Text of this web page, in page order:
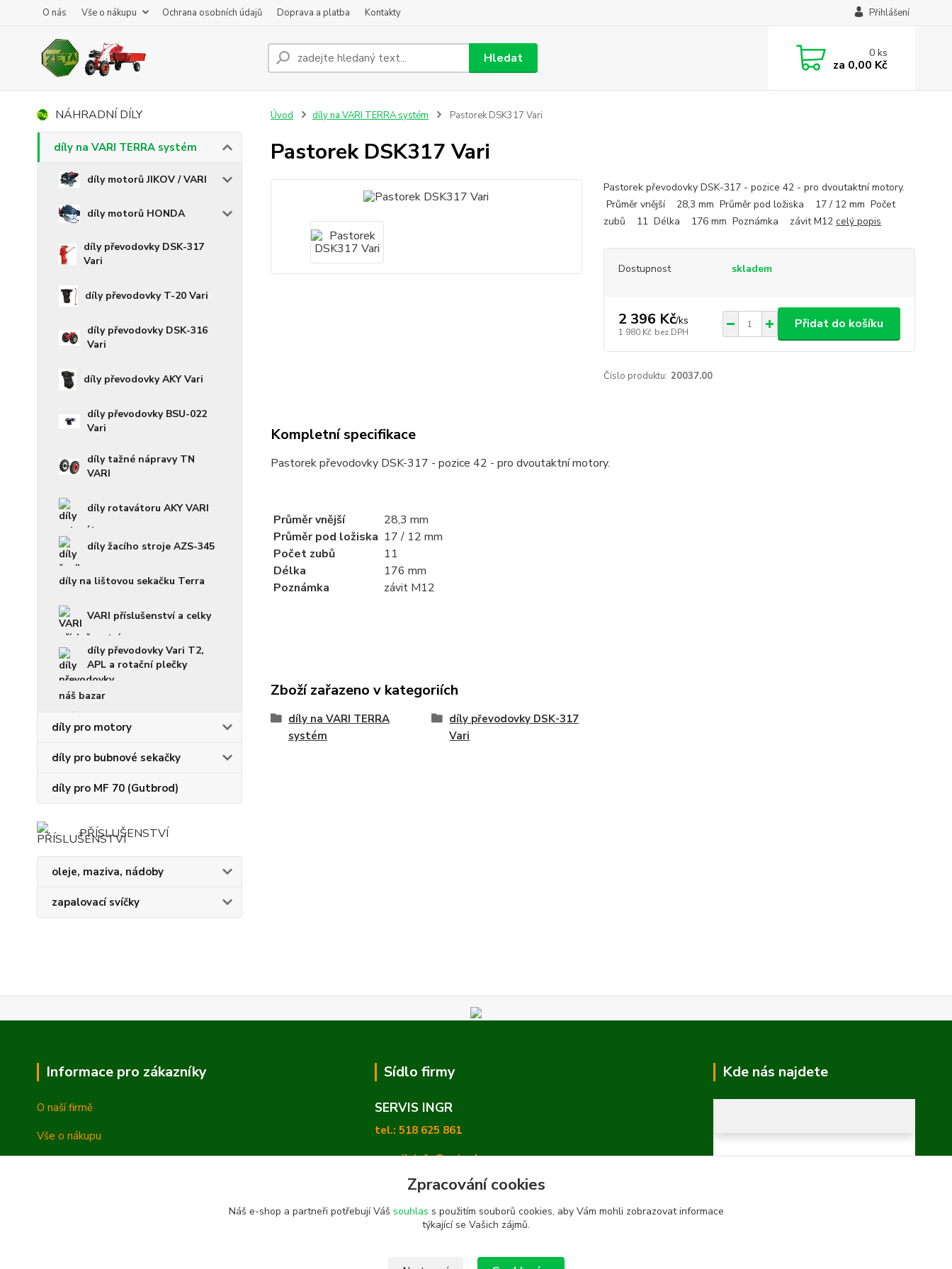
O nás Vše o nákupu Ochrana osobních údajů Doprava a platba Kontakty Přihlášení
Hledat 0ks
za 0,00 Kč
NÁHRADNÍ DÍLY
díly na VARI TERRA systém
díly motorů JIKOV / VARI
díly motorů HONDA
díly převodovky DSK-317
Vari
díly převodovky T-20 Vari
díly převodovky DSK-316
Vari
díly převodovky AKY Vari
díly převodovky BSU-022
Vari
díly tažné nápravy TN
VARI
díly rotavátoru AKY VARI
díly žacího stroje AZS-345
díly na lištovou sekačku Terra
VARI příslušenství a celky
díly převodovky Vari T2,
APL a rotační plečky
náš bazar
díly pro motory
díly pro bubnové sekačky
díly pro MF 70 (Gutbrod)
PŘÍSLUŠENSTVÍ
oleje, maziva, nádoby
zapalovací svíčky
Úvod díly na VARI TERRA systém Pastorek DSK317 Vari
Pastorek DSK317 Vari
Pastorek převodovky DSK-317 - pozice 42 - pro dvoutaktní motory.
Průměr vnější 28,3 mm Průměr pod ložiska 17 / 12 mm Počet
zubů 11 Délka 176 mm Poznámka závit M12 celý popis
Dostupnost skladem
2 396 Kč/ks
1 980 Kč bez DPH
Přidat do košíku
Číslo produktu: 20037.00
Kompletní specifikace
Pastorek převodovky DSK-317 - pozice 42 - pro dvoutaktní motory.
Průměr vnější
28,3 mm
Průměr pod ložiska 17 / 12 mm
Počet zubů
11
Délka
176 mm
Poznámka
závit M12
Zboží zařazeno v kategoriích
díly na VARI TERRA
systém
díly převodovky DSK-317
Vari
Informace pro zákazníky
O naší firmě
Vše o nákupu
Sídlo firmy
SERVIS INGR
tel.: 518 625 861
e-mail: info@zetashop.cz
Mgr. Olga Hradilová, Ph. D.
Skoronice 169, Vlkoš 696 41
Kde nás najdete
Zpracování cookies
Náš e-shop a partneři potřebují Váš souhlas s použitím souborů cookies, aby Vám mohli zobrazovat informace
týkající se Vašich zájmů.